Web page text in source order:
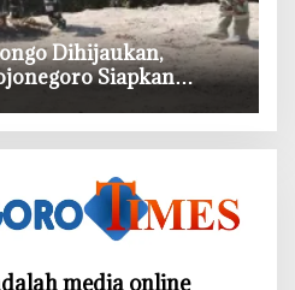
Dihijaukan,
Siapkan
media online